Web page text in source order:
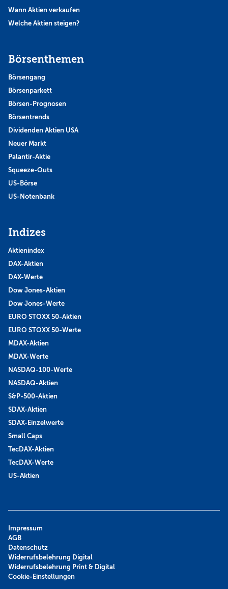
Wann Aktien verkaufen
Welche Aktien steigen?
Börsenthemen
Börsengang
Börsenparkett
Börsen-Prognosen
Börsentrends
Dividenden Aktien USA
Neuer Markt
Palantir-Aktie
Squeeze-Outs
US-Börse
US-Notenbank
Indizes
Aktienindex
DAX-Aktien
DAX-Werte
Dow Jones-Aktien
Dow Jones-Werte
EURO STOXX 50-Aktien
EURO STOXX 50-Werte
MDAX-Aktien
MDAX-Werte
NASDAQ-100-Werte
NASDAQ-Aktien
S&P-500-Aktien
SDAX-Aktien
SDAX-Einzelwerte
Small Caps
TecDAX-Aktien
TecDAX-Werte
US-Aktien
Impressum
AGB
Datenschutz
Widerrufsbelehrung Digital
Widerrufsbelehrung Print & Digital
Cookie-Einstellungen